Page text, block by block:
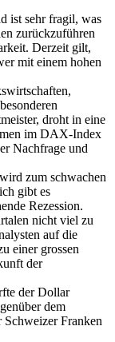
ist sehr fragil, was
zurückzuführen
Derzeit gilt,
mit einem hohen
droht in eine
im DAX-Index
Nachfrage und
zum schwachen
gibt es
Rezession.
nicht viel zu
auf die
einer grossen
der
der Dollar
dem
Schweizer Franken